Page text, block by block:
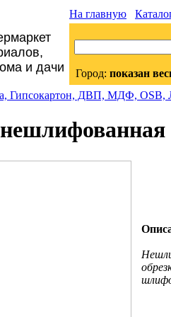
и дачи
На главную
Город: показан
Гипсокартон, ДВП, МДФ,